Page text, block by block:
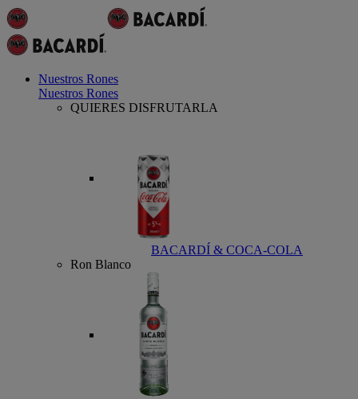
Nuestros Rones
Nuestros Rones
QUIERES DISFRUTARLA
BACARDÍ & COCA-COLA
Ron Blanco